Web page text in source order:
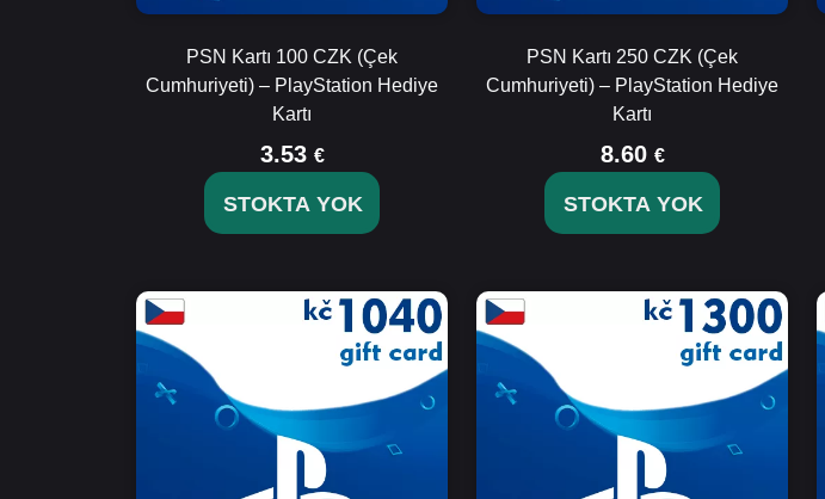
PSN Kartı 100 CZK (Çek
Cumhuriyeti) – PlayStation Hediye
Kartı
3.53 €
STOKTA YOK
PSN Kartı 250 CZK (Çek
Cumhuriyeti) – PlayStation Hediye
Kartı
8.60 €
STOKTA YOK